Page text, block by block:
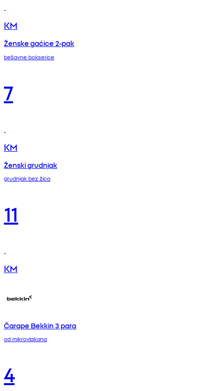
KM
Ženske gaćice 2-pak
bešavne bokserice
7
KM
Ženski grudnjak
grudnjak bez žica
11
KM
Čarape Bekkin 3 para
od mikrovlakana
4